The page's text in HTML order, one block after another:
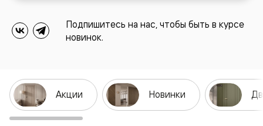
Подпишитесь на нас, чтобы быть в курсе
новинок.
Акции Новинки